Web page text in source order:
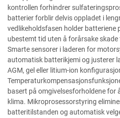
kontrollen forhindrer
batterier forblir delvis oppladet i
vedlikeholdsfasen holder batteriene
ubestemt tid uten å forårsake
Smarte sensorer i laderen for
automatisk batterikjemi og justerer
AGM, gel eller litium-ion
basert på omgivelsesforholdene for
klima. Mikroprosessorstyring
batteritilstanden og automatisk